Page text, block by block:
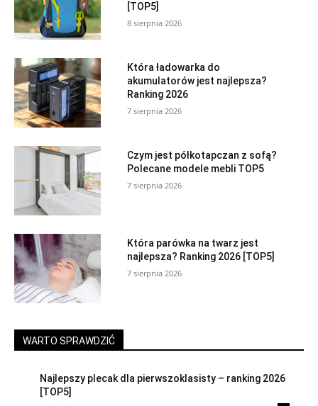
[TOP5]
8 sierpnia 2026
Która ładowarka do
akumulatorów jest najlepsza?
Ranking 2026
7 sierpnia 2026
Czym jest półkotapczan z sofą?
Polecane modele mebli TOP5
7 sierpnia 2026
Która parówka na twarz jest
najlepsza? Ranking 2026 [TOP5]
7 sierpnia 2026
WARTO SPRAWDZIĆ
Najlepszy plecak dla pierwszoklasisty – ranking 2026
[TOP5]